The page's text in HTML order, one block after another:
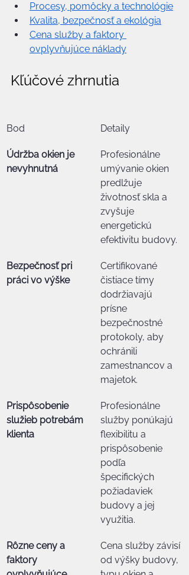
Procesy, pomôcky a technológie
Kvalita, bezpečnosť a ekológia
Cena služby a faktory
ovplyvňujúce náklady
Kľúčové zhrnutia
Bod Detaily
Údržba okien je
nevyhnutná
Profesionálne
umývanie okien
predlžuje
životnosť skla a
zvyšuje
energetickú
efektivitu budovy.
Bezpečnosť pri
práci vo výške
Certifikované
čistiace tímy
dodržiavajú
prísne
bezpečnostné
protokoly, aby
ochránili
zamestnancov a
majetok.
Prispôsobenie
služieb potrebám
klienta
Profesionálne
služby ponúkajú
flexibilitu a
prispôsobenie
podľa
špecifických
požiadaviek
budovy a jej
využitia.
Rôzne ceny a
faktory
Cena služby závisí
od výšky budovy,